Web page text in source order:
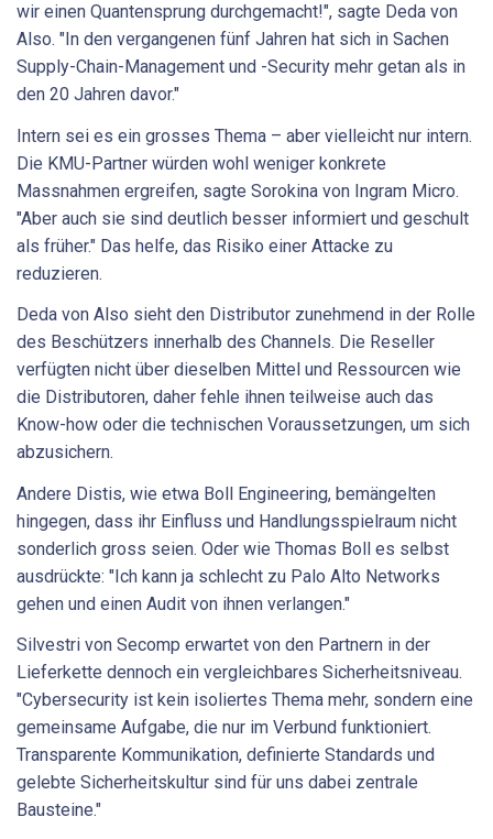
wir einen Quantensprung durchgemacht!", sagte Deda von
Also. "In den vergangenen fünf Jahren hat sich in Sachen
Supply-Chain-Management und -Security mehr getan als in
den 20 Jahren davor."
Intern sei es ein grosses Thema – aber vielleicht nur intern.
Die KMU-Partner würden wohl weniger konkrete
Massnahmen ergreifen, sagte Sorokina von Ingram Micro.
"Aber auch sie sind deutlich besser informiert und geschult
als früher." Das helfe, das Risiko einer Attacke zu
reduzieren.
Deda von Also sieht den Distributor zunehmend in der Rolle
des Beschützers innerhalb des Channels. Die Reseller
verfügten nicht über dieselben Mittel und Ressourcen wie
die Distributoren, daher fehle ihnen teilweise auch das
Know-how oder die technischen Voraussetzungen, um sich
abzusichern.
Andere Distis, wie etwa Boll Engineering, bemängelten
hingegen, dass ihr Einfluss und Handlungsspielraum nicht
sonderlich gross seien. Oder wie Thomas Boll es selbst
ausdrückte: "Ich kann ja schlecht zu Palo Alto Networks
gehen und einen Audit von ihnen verlangen."
Silvestri von Secomp erwartet von den Partnern in der
Lieferkette dennoch ein vergleichbares Sicherheitsniveau.
"Cybersecurity ist kein isoliertes Thema mehr, sondern eine
gemeinsame Aufgabe, die nur im Verbund funktioniert.
Transparente Kommunikation, definierte Standards und
gelebte Sicherheitskultur sind für uns dabei zentrale
Bausteine."